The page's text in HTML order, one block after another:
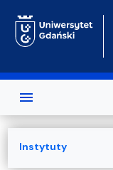
Instytuty